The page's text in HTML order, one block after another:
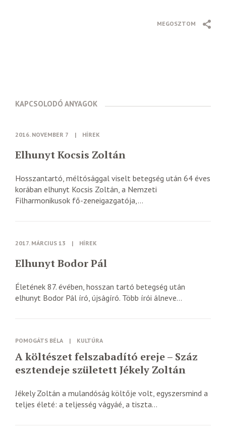
MEGOSZTOM
KAPCSOLODÓ ANYAGOK
2016. NOVEMBER 7 | HÍREK
Elhunyt Kocsis Zoltán
Hosszantartó, méltósággal viselt betegség után 64 éves
korában elhunyt Kocsis Zoltán, a Nemzeti
Filharmonikusok fő-zeneigazgatója,...
2017. MÁRCIUS 13 | HÍREK
Elhunyt Bodor Pál
Életének 87. évében, hosszan tartó betegség után
elhunyt Bodor Pál író, újságíró. Több írói álneve...
POMOGÁTS BÉLA | KULTÚRA
A költészet felszabadító ereje – Száz
esztendeje született Jékely Zoltán
Jékely Zoltán a mulandóság költője volt, egyszersmind a
teljes életé: a teljesség vágyáé, a tiszta...